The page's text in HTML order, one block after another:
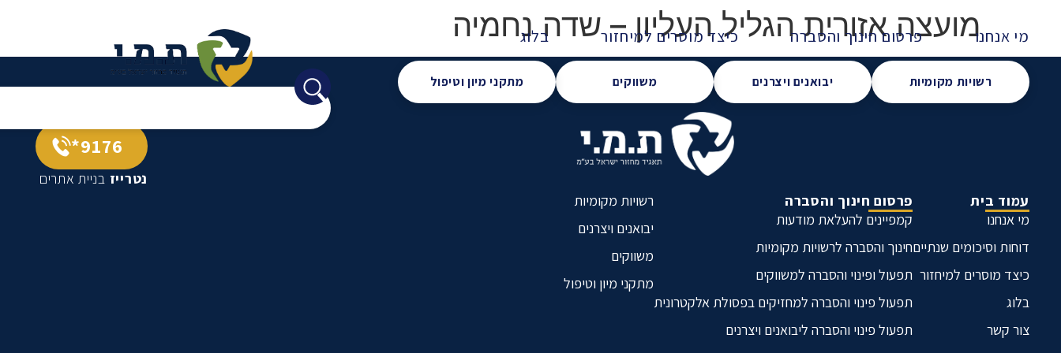
מי אנחנו פרסום חינוך והסברה כיצד מוסרים למיחזור בלוג
רשויות מקומיות יבואנים ויצרנים משווקים מתקני מיון וטיפול
מועצה אזורית הגליל העליון – שדה נחמיה
עמוד בית
מי אנחנו
דוחות וסיכומים שנתיים
כיצד מוסרים למיחזור
בלוג
צור קשר
פרסום חינוך והסברה
קמפיינים להעלאת מודעות
חינוך והסברה לרשויות מקומיות
תפעול ופינוי והסברה למשווקים
תפעול פינוי והסברה למחזיקים בפסולת אלקטרונית
תפעול פינוי והסברה ליבואנים ויצרנים
רשויות מקומיות
יבואנים ויצרנים
משווקים
מתקני מיון וטיפול
9176*
נטרייז בניית אתרים